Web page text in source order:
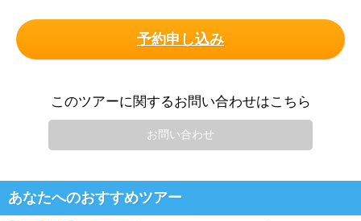
予約申し込み
このツアーに関するお問い合わせはこちら
お問い合わせ
あなたへのおすすめツアー